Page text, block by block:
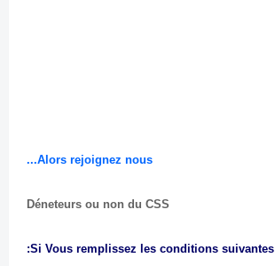
Alors rejoignez nous...
Déneteurs ou non du CSS
Si Vous remplissez les conditions suivantes: